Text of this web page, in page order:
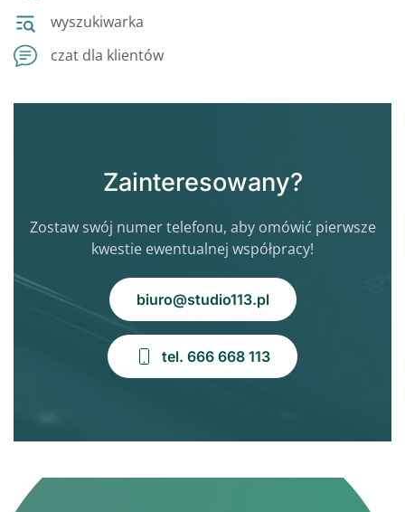
wyszukiwarka
czat dla klientów
Zainteresowany?
Zostaw swój numer telefonu, aby omówić pierwsze
kwestie ewentualnej współpracy!
biuro@studio113.pl
tel. 666 668 113